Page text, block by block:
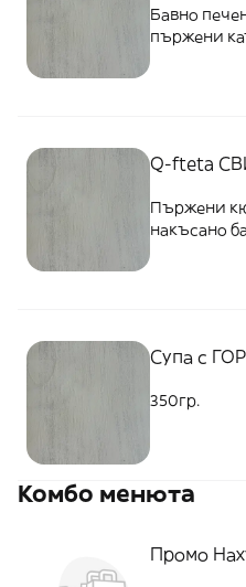
Бавно
пържени
Q-fteta
Пържени
накъсано
Супа с
350гр.
Комбо менюта
Промо